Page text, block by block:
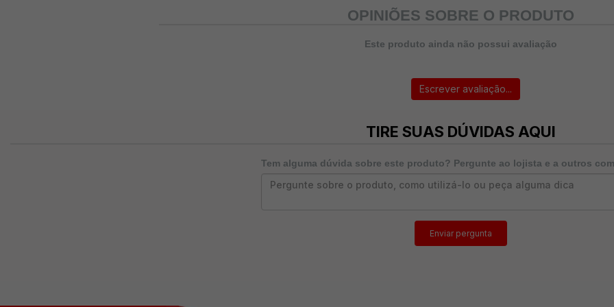
OPINIÕES SOBRE O PRODUTO
Este produto ainda não possui avaliação
Escrever avaliação...
TIRE SUAS DÚVIDAS AQUI
Tem alguma dúvida sobre este produto? Pergunte ao lojista e a outros
Enviar pergunta